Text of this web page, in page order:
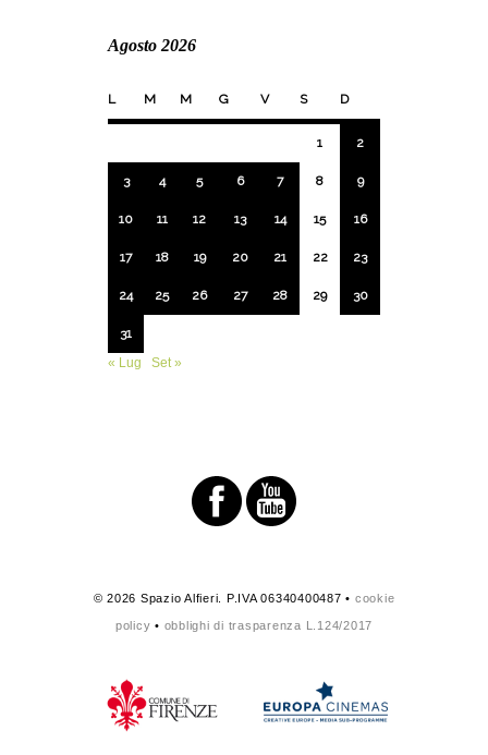
Agosto 2026
L M M G V S D
1 2
3 4 5 6 7 8 9
10 11 12 13 14 15 16
17 18 19 20 21 22 23
24 25 26 27 28 29 30
31
« Lug
Set »
© 2026 Spazio Alfieri. P.IVA 06340400487 • cookie
policy • obblighi di trasparenza L.124/2017